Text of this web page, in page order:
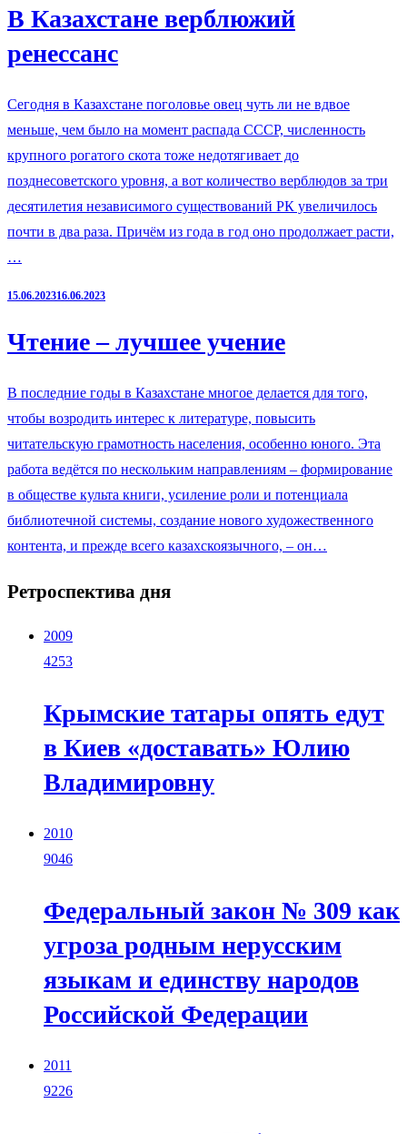
В Казахстане верблюжий
ренессанс
Сегодня в Казахстане поголовье овец чуть ли не вдвое
меньше, чем было на момент распада СССР, численность
крупного рогатого скота тоже недотягивает до
позднесоветского уровня, а вот количество верблюдов за три
десятилетия независимого существований РК увеличилось
почти в два раза. Причём из года в год оно продолжает расти,
…
15.06.202316.06.2023
Чтение – лучшее учение
В последние годы в Казахстане многое делается для того,
чтобы возродить интерес к литературе, повысить
читательскую грамотность населения, особенно юного. Эта
работа ведётся по нескольким направлениям – формирование
в обществе культа книги, усиление роли и потенциала
библиотечной системы, создание нового художественного
контента, и прежде всего казахскоязычного, – он…
Ретроспектива дня
2009
4253
Крымские татары опять едут
в Киев «доставать» Юлию
Владимировну
2010
9046
Федеральный закон № 309 как
угроза родным нерусским
языкам и единству народов
Российской Федерации
2011
9226